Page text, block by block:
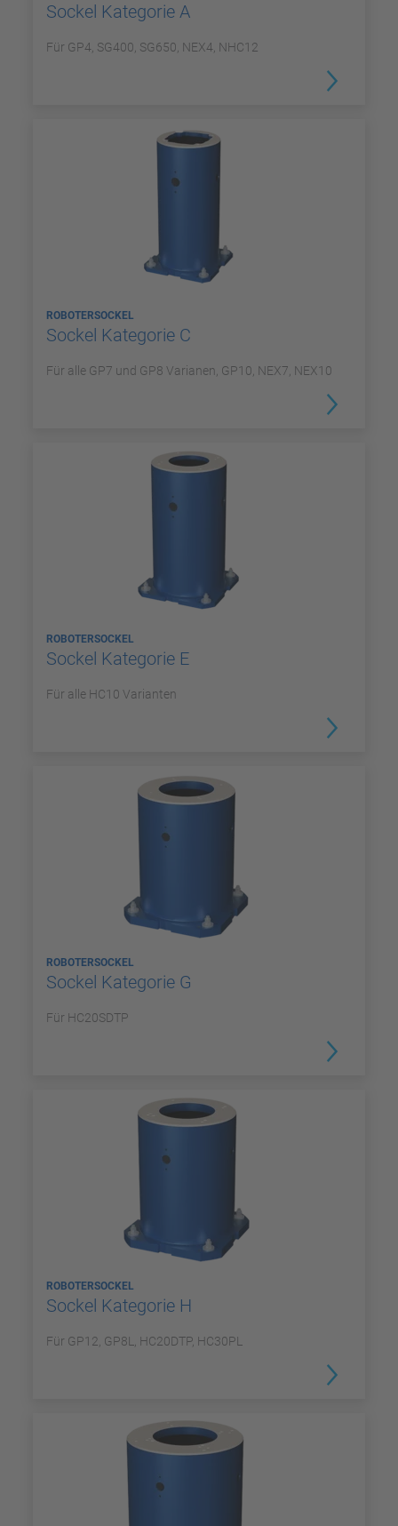
Sockel Kategorie A
Für GP4, SG400, SG650, NEX4, NHC12
ROBOTERSOCKEL
Sockel Kategorie C
Für alle GP7 und GP8 Varianen, GP10, NEX7, NEX10
ROBOTERSOCKEL
Sockel Kategorie E
Für alle HC10 Varianten
ROBOTERSOCKEL
Sockel Kategorie G
Für HC20SDTP
ROBOTERSOCKEL
Sockel Kategorie H
Für GP12, GP8L, HC20DTP, HC30PL